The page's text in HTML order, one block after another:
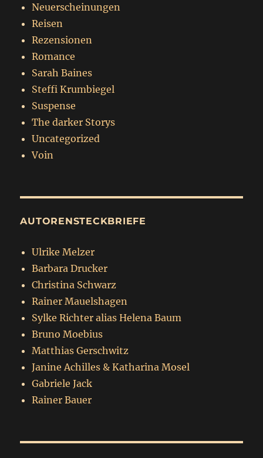
Neuerscheinungen
Reisen
Rezensionen
Romance
Sarah Baines
Steffi Krumbiegel
Suspense
The darker Storys
Uncategorized
Voin
AUTORENSTECKBRIEFE
Ulrike Melzer
Barbara Drucker
Christina Schwarz
Rainer Mauelshagen
Sylke Richter alias Helena Baum
Bruno Moebius
Matthias Gerschwitz
Janine Achilles & Katharina Mosel
Gabriele Jack
Rainer Bauer